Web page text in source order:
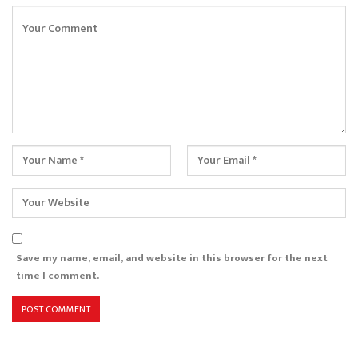
Save my name, email, and website in this browser for the next
time I comment.